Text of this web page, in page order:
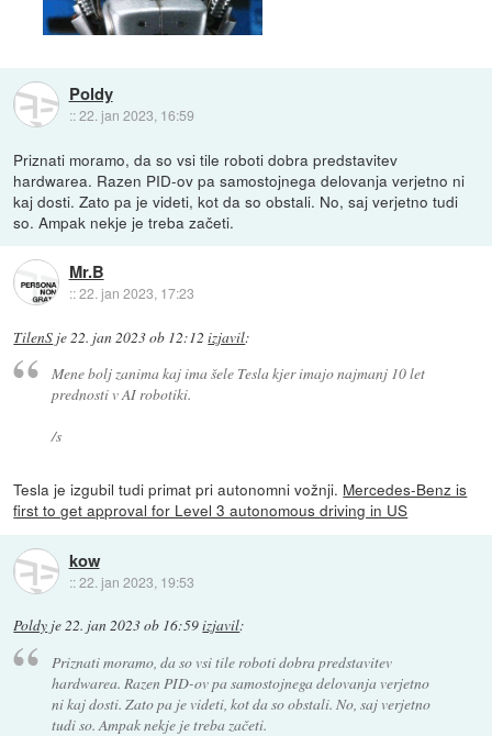
Poldy
::22. jan 2023, 16:59
Priznati moramo, da so vsi tile roboti dobra predstavitev
hardwarea. Razen PID-ov pa samostojnega delovanja verjetno ni
kaj dosti. Zato pa je videti, kot da so obstali. No, saj verjetno tudi
so. Ampak nekje je treba začeti.
Mr.B
::22. jan 2023, 17:23
TilenS je22. jan 2023 ob 12:12 izjavil:
Mene bolj zanima kaj ima šele Tesla kjer imajo najmanj 10 let
prednosti v AI robotiki.
/s
Tesla je izgubil tudi primat pri autonomni vožnji. Mercedes-Benz is
first to get approval for Level 3 autonomous driving in US
kow
::22. jan 2023, 19:53
Poldy je22. jan 2023 ob 16:59izjavil:
Priznati moramo, da so vsi tile roboti dobra predstavitev
hardwarea. Razen PID-ov pa samostojnega delovanja verjetno
ni kaj dosti. Zato pa je videti, kot da so obstali. No, saj verjetno
tudi so. Ampak nekje je treba začeti.